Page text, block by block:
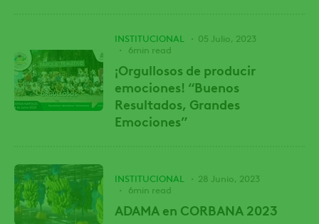
INSTITUCIONAL
05 Julio, 2023
6min read
¡Orgullosos de producir
emociones! “Buenos
Resultados, Grandes
Emociones”
INSTITUCIONAL
28 Junio, 2023
6min read
ADAMA en CORBANA 2023